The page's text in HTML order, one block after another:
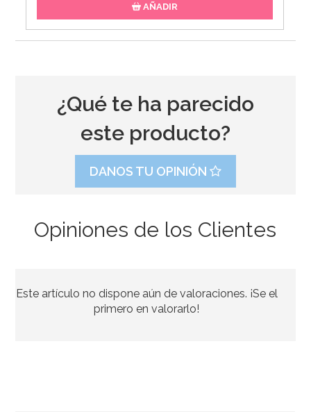
AÑADIR
1,00€
¿Qué te ha parecido
este producto?
DANOS TU OPINIÓN
Opiniones de los Clientes
Este artículo no dispone aún de valoraciones. ¡Se el
primero en valorarlo!